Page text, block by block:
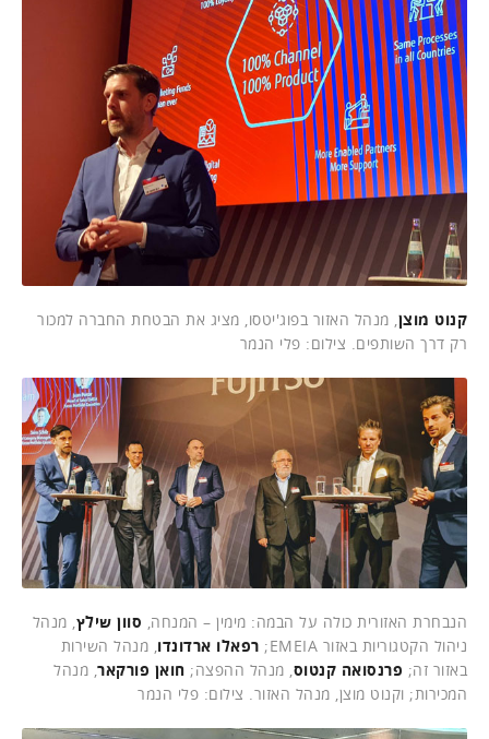
קנוט מוצן, מנהל האזור בפוג'יטסו, מציג את הבטחת החברה למכור
רק דרך השותפים. צילום: פלי הנמר
הנבחרת האזורית כולה על הבמה: מימין – המנחה, סוון שילץ, מנהל
ניהול הקטגוריות באזור EMEIA;
רפאלו ארדונדו, מנהל השירות
באזור זה; פרנסואה קנטוס, מנהל ההפצה; חואן פורקאר, מנהל
המכירות; וקנוט מוצן, מנהל האזור. צילום: פלי הנמר